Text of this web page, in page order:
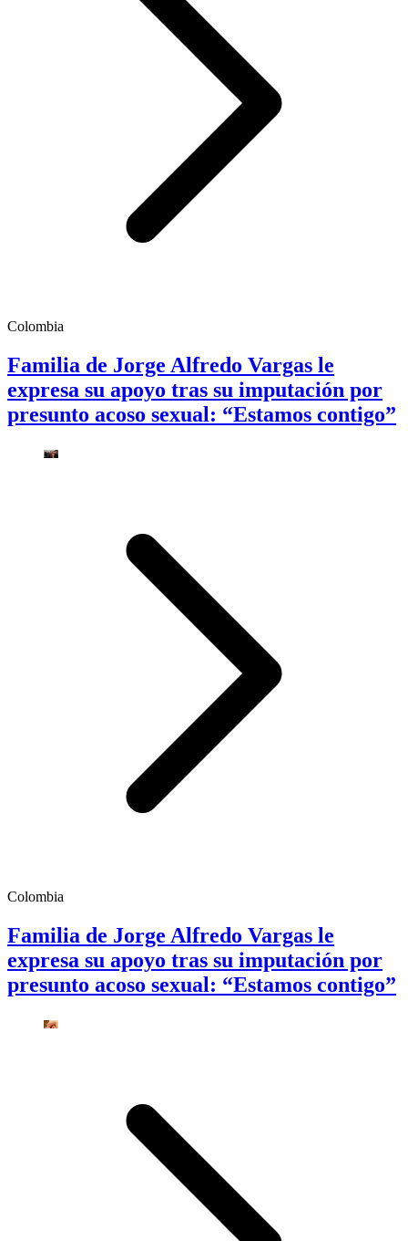
Colombia
Familia de Jorge Alfredo Vargas le
expresa su apoyo tras su imputación por
presunto acoso sexual: “Estamos contigo”
Colombia
Familia de Jorge Alfredo Vargas le
expresa su apoyo tras su imputación por
presunto acoso sexual: “Estamos contigo”